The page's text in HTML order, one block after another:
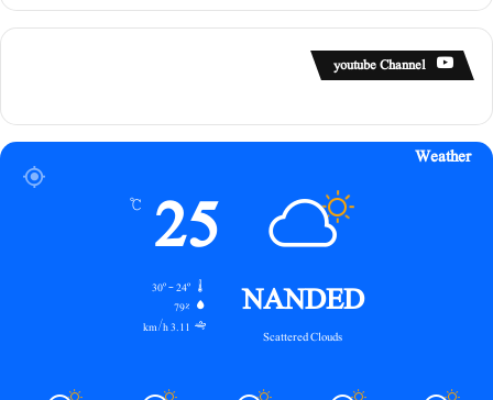
youtube Channel
Weather
NANDED
Scattered Clouds
25
℃
30º - 24º
79%
3.11 km/h